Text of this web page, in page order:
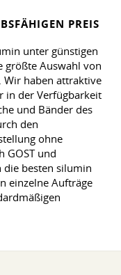
PREIS
unter günstigen
größte Auswahl von
Wir haben attraktive
in der Verfügbarkeit
und Bänder des
den
ohne
GOST und
die besten silumin
einzelne Aufträge